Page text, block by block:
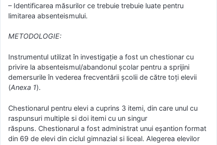
– Identificarea măsurilor ce trebuie trebuie luate pentru
limitarea absenteismului.
METODOLOGIE:
Instrumentul utilizat în investigație a fost un chestionar cu
privire la absenteismul/abandonul şcolar pentru a sprijini
demersurile în vederea frecventării şcolii de către toţi elevii
(Anexa 1).
Chestionarul pentru elevi a cuprins 3 itemi, din care unul cu
raspunsuri multiple si doi itemi cu un singur
răspuns. Chestionarul a fost administrat unui eșantion format
din 69 de elevi din ciclul gimnazial si liceal. Alegerea elevilor